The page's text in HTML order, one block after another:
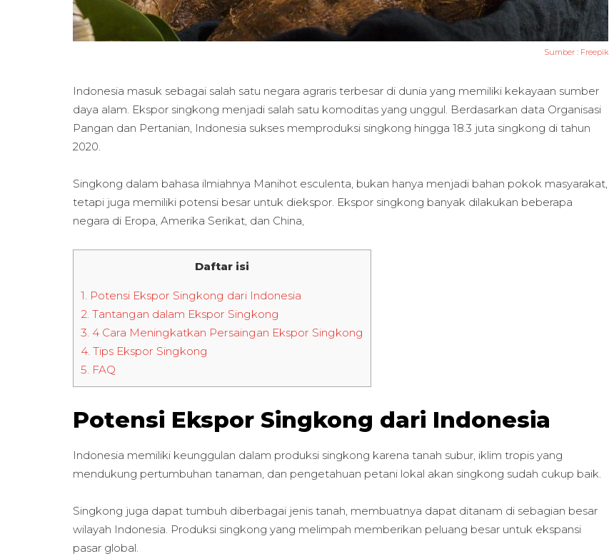
Sumber : Freepik
Indonesia masuk sebagai salah satu negara agraris terbesar di dunia yang memiliki kekayaan sumber
daya alam. Ekspor singkong menjadi salah satu komoditas yang unggul. Berdasarkan data Organisasi
Pangan dan Pertanian, Indonesia sukses memproduksi singkong hingga 18.3 juta singkong di tahun
2020.
Singkong dalam bahasa ilmiahnya Manihot esculenta, bukan hanya menjadi bahan pokok masyarakat,
tetapi juga memiliki potensi besar untuk diekspor. Ekspor singkong banyak dilakukan beberapa
negara di Eropa, Amerika Serikat, dan China,
Daftar isi
1. Potensi Ekspor Singkong dari Indonesia
2. Tantangan dalam Ekspor Singkong
3. 4 Cara Meningkatkan Persaingan Ekspor Singkong
4. Tips Ekspor Singkong
5. FAQ
Potensi Ekspor Singkong dari Indonesia
Indonesia memiliki keunggulan dalam produksi singkong karena tanah subur, iklim tropis yang
mendukung pertumbuhan tanaman, dan pengetahuan petani lokal akan singkong sudah cukup baik.
Singkong juga dapat tumbuh diberbagai jenis tanah, membuatnya dapat ditanam di sebagian besar
wilayah Indonesia. Produksi singkong yang melimpah memberikan peluang besar untuk ekspansi
pasar global.